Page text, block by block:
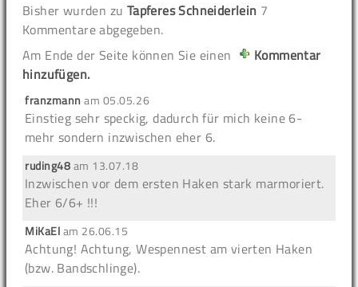
Bisher wurden zu Tapferes Schneiderlein 7
Kommentare abgegeben.
Am Ende der Seite können Sie einen
Kommentar
hinzufügen.
franzmannam 05.05.26
Einstieg sehr speckig, dadurch für mich keine 6-
mehr sondern inzwischen eher 6.
ruding48am 13.07.18
Inzwischen vor dem ersten Haken stark marmoriert.
Eher 6/6+ !!!
MiKaElam 26.06.15
Achtung! Achtung, Wespennest am vierten Haken
(bzw. Bandschlinge).